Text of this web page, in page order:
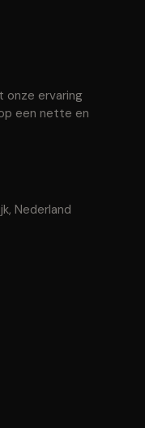
onze ervaring
een nette en
Nederland